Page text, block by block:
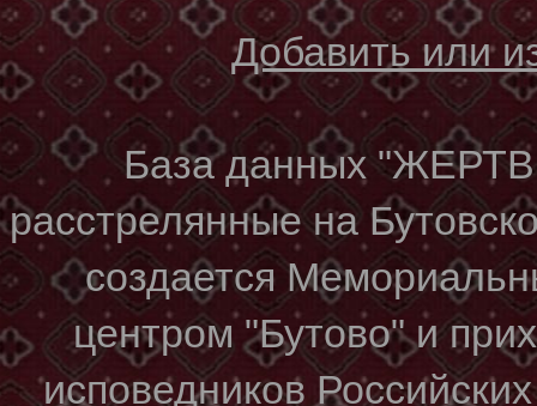
Добавить или
База данных
расстрелянные на
создается
центром "Бутово" и
исповедников